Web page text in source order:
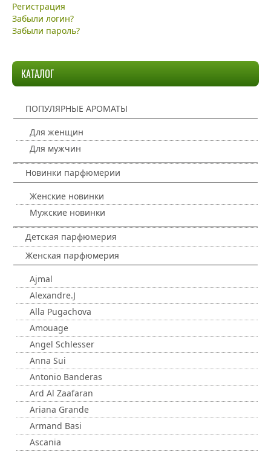
Регистрация
Забыли логин?
Забыли пароль?
КАТАЛОГ
ПОПУЛЯРНЫЕ АРОМАТЫ
Для женщин
Для мужчин
Новинки парфюмерии
Женские новинки
Мужские новинки
Детская парфюмерия
Женская парфюмерия
Ajmal
Alexandre.J
Alla Pugachova
Amouage
Angel Schlesser
Anna Sui
Antonio Banderas
Ard Al Zaafaran
Ariana Grande
Armand Basi
Ascania